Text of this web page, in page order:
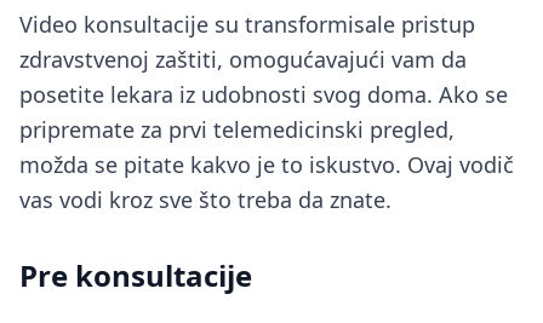
Video konsultacije su transformisale pristup
zdravstvenoj zaštiti, omogućavajući vam da
posetite lekara iz udobnosti svog doma. Ako se
pripremate za prvi telemedicinski pregled,
možda se pitate kakvo je to iskustvo. Ovaj vodič
vas vodi kroz sve što treba da znate.
Pre konsultacije